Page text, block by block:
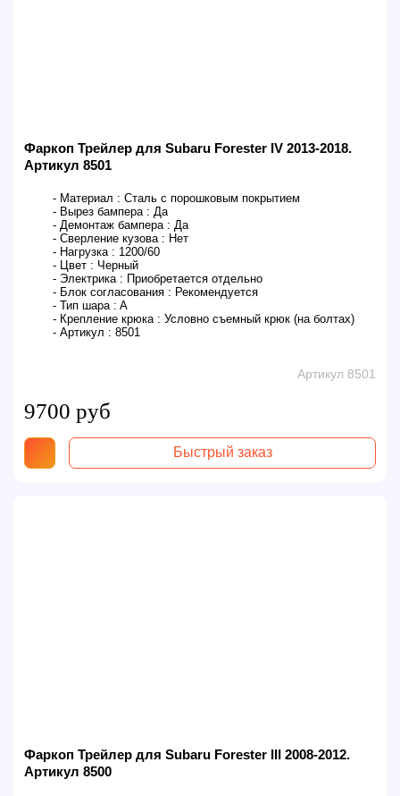
Фаркоп Трейлер для Subaru Forester IV 2013-2018.
Артикул 8501
- Материал : Сталь с порошковым покрытием
- Вырез бампера : Да
- Демонтаж бампера : Да
- Сверление кузова : Нет
- Нагрузка : 1200/60
- Цвет : Черный
- Электрика : Приобретается отдельно
- Блок согласования : Рекомендуется
- Тип шара : A
- Крепление крюка : Условно съемный крюк (на болтах)
- Артикул : 8501
Артикул 8501
9700 руб
Быстрый заказ
Фаркоп Трейлер для Subaru Forester III 2008-2012.
Артикул 8500